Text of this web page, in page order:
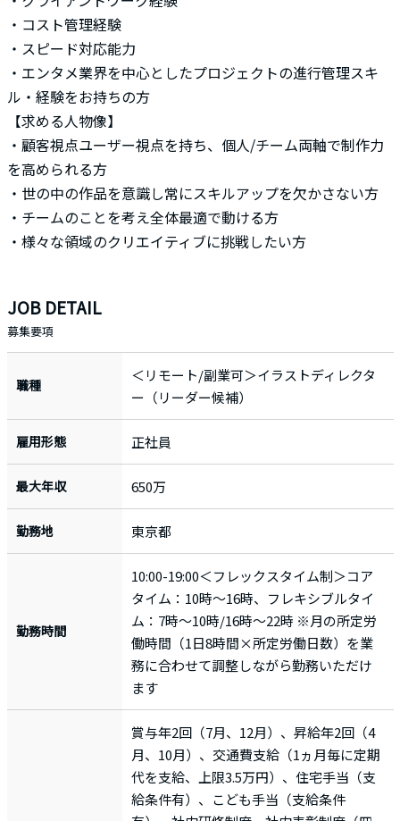
・コスト管理経験
・スピード対応能力
・エンタメ業界を中心としたプロジェクトの進行管理スキ
ル・経験をお持ちの方
【求める人物像】
・顧客視点ユーザー視点を持ち、個人/チーム両軸で制作力
を高められる方
・世の中の作品を意識し常にスキルアップを欠かさない方
・チームのことを考え全体最適で動ける方
・様々な領域のクリエイティブに挑戦したい方
JOB DETAIL
募集要項
職種
＜リモート/副業可＞イラストディレクタ
ー（リーダー候補）
雇用形態 正社員
最大年収 650万
勤務地 東京都
勤務時間
10:00-19:00＜フレックスタイム制＞コア
タイム：10時～16時、フレキシブルタイ
ム：7時～10時/16時～22時 ※月の所定労
働時間（1日8時間×所定労働日数）を業
務に合わせて調整しながら勤務いただけ
ます
賞与年2回（7月、12月）、昇給年2回（4
月、10月）、交通費支給（1ヵ月毎に定期
代を支給、上限3.5万円）、住宅手当（支
給条件有）、こども手当（支給条件